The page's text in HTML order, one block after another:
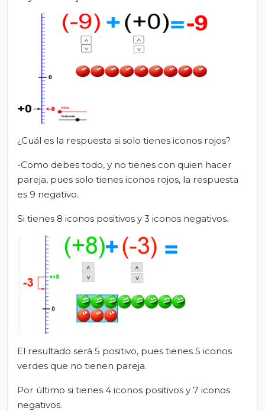
¿Cuál es la respuesta si solo tienes iconos rojos?
-Como debes todo, y no tienes con quien hacer
pareja, pues solo tienes iconos rojos, la respuesta
es 9 negativo.
Si tienes 8 iconos positivos y 3 iconos negativos.
El resultado será 5 positivo, pues tienes 5 iconos
verdes que no tienen pareja.
Por último si tienes 4 iconos positivos y 7 iconos
negativos.